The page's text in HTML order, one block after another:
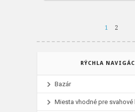
1 2
RÝCHLA
Bazár
Miesta vhodné pre svahové